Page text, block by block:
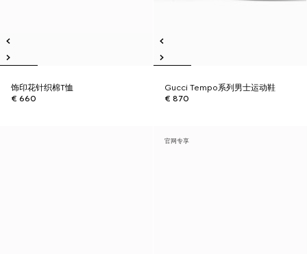
饰印花针织棉T恤
€ 660
Gucci Tempo系列男士运动鞋
€ 870
官网专享